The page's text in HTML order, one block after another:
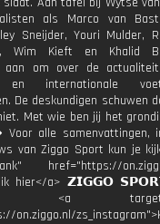
als Marco van
Sneijder, Youri Mulder,
Wim Kieft en Khalid
aan om over de
en internationale
De deskundigen schuwen
Met wie ben jij het
Voor alle samenvattingen,
van Ziggo Sport kun je
href="https://
hier</a> 𝗭𝗜𝗚𝗚𝗢
<a
on.ziggo.nl/